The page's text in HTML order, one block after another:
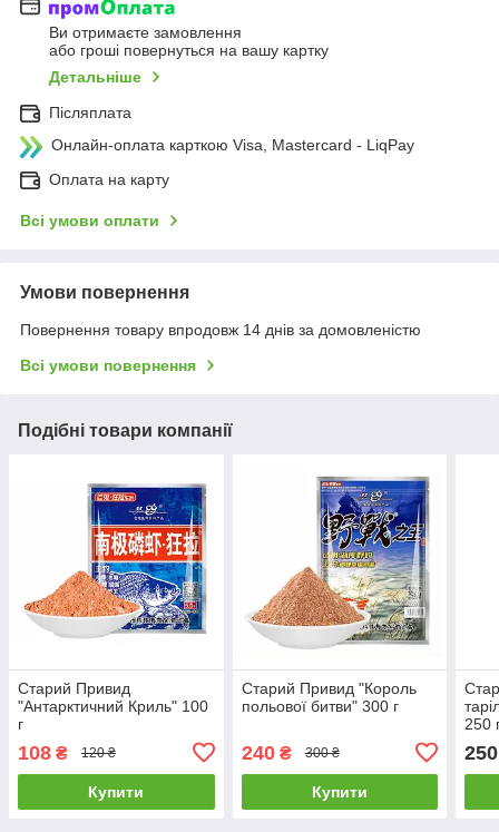
Ви отримаєте замовлення
або гроші повернуться на вашу картку
Детальніше
Післяплата
Онлайн-оплата карткою Visa, Mastercard - LiqPay
Оплата на карту
Всі умови оплати
Умови повернення
Повернення товару впродовж 14 днів за домовленістю
Всі умови повернення
Подібні товари компанії
Старий Привид
"Антарктичний Криль" 100
г
108 ₴ 120 ₴
Купити
Старий Привид "Король
польової битви" 300 г
240₴ 300 ₴
Купити
250
250